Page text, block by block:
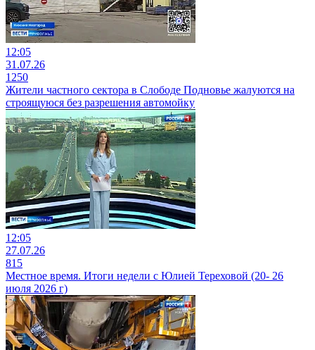
12:05
31.07.26
1250
Жители частного сектора в Слободе Подновье жалуются на
строящуюся без разрешения автомойку
12:05
27.07.26
815
Местное время. Итоги недели с Юлией Тереховой (20- 26
июля 2026 г)